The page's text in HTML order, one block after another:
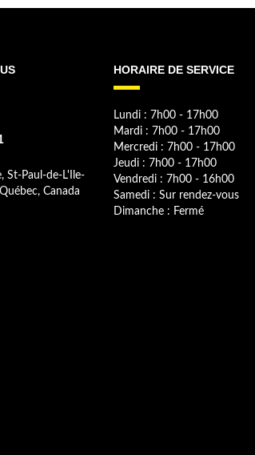
St-Paul-de-L'Ile-
Canada
HORAIRE DE SERVICE
Lundi : 7h00 - 17h00
Mardi : 7h00 - 17h00
Mercredi : 7h00 - 17h00
Jeudi : 7h00 - 17h00
Vendredi : 7h00 - 16h00
Samedi : Sur rendez-vous
Dimanche : Fermé